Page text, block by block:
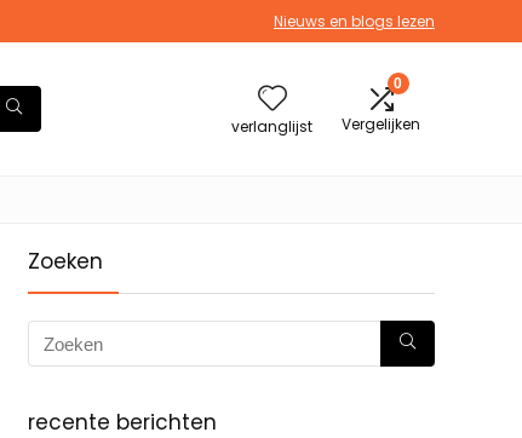
Nieuws en blogs lezen
verlanglijst
0
Vergelijken
Zoeken
recente berichten